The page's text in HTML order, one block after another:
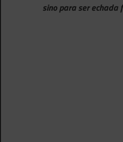
sino para ser echada